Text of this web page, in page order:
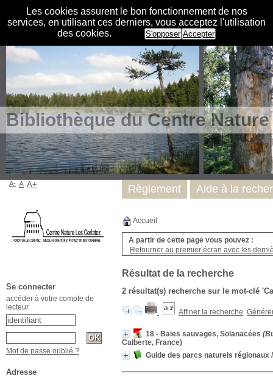
Les cookies assurent le bon fonctionnement de nos
services, en utilisant ces derniers, vous acceptez l'utilisation
des cookies.
S'opposer Accepter
Bibliothèque du Centre
Accueil
A partir de cette page vous pouvez :
Retourner au premier écran avec les
Résultat de la recherche
2 résultat(s) recherche sur le mot-clé
Affiner la recherche
18 - Baies sauvages, Solanacées
Calberte, France)
Guide des parcs naturels régionaux
Règlement Aide à la
A- A A+
Se connecter
accéder à votre compte de
lecteur
Mot de passe oublié ?
Adresse